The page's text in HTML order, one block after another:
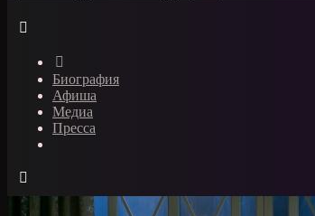
Биография
Афиша
Медиа
Пресса